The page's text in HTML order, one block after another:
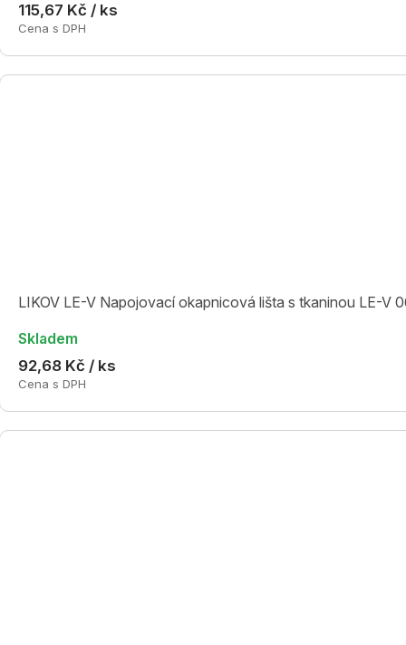
115,67 Kč / ks
Cena s DPH
LIKOV LE-V Napojovací okapnicová lišta s tkaninou LE-V
Skladem
92,68 Kč / ks
Cena s DPH